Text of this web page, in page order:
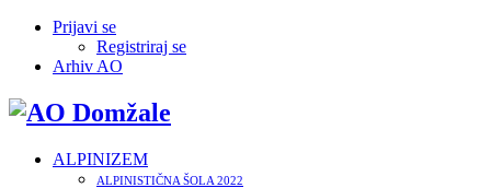
Prijavi se
Registriraj se
Arhiv AO
ALPINIZEM
ALPINISTIČNA ŠOLA 2022